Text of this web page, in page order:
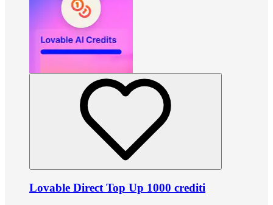
Lovable Direct Top Up 1000 crediti